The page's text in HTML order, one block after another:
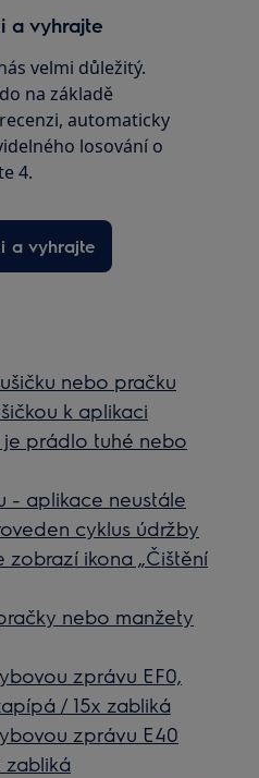
a vyhrajte
velmi důležitý.
na základě
automaticky
losování o
4.
a vyhrajte
nebo pračku
k aplikaci
prádlo tuhé nebo
- aplikace neustále
cyklus údržby
zobrazí ikona „Čištění
nebo manžety
zprávu EF0,
/ 15x zabliká
zprávu E40